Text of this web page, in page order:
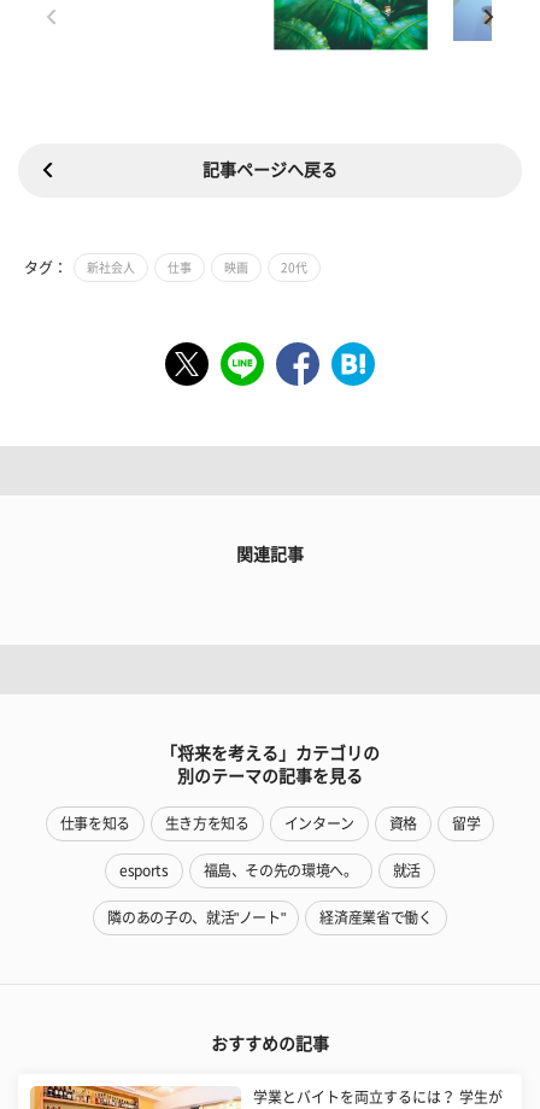
記事ページへ戻る
タグ： 新社会人 仕事 映画 20代
関連記事
「将来を考える」カテゴリの
別のテーマの記事を見る
仕事を知る 生き方を知る インターン 資格 留学
esports 福島、その先の環境へ。 就活
隣のあの子の、就活"ノート" 経済産業省で働く
おすすめの記事
学業とバイトを両立するには？ 学生が